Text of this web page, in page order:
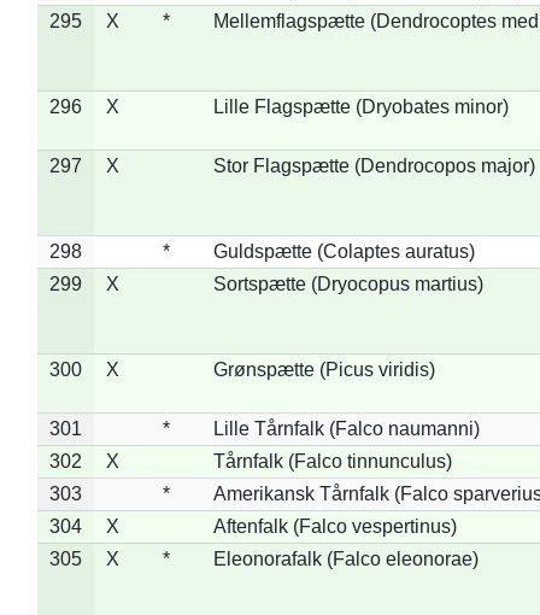
295
X * Mellemflagspætte (Dendrocoptes
296 X Lille Flagspætte (Dryobates minor)
297 X Stor Flagspætte (Dendrocopos major)
298 *
Guldspætte (Colaptes auratus)
299
X Sortspætte (Dryocopus martius)
300 X Grønspætte (Picus viridis)
301 *
Lille Tårnfalk (Falco naumanni)
302
X
Tårnfalk (Falco tinnunculus)
303
*
Amerikansk Tårnfalk (Falco
304
X
Aftenfalk (Falco vespertinus)
305
X * Eleonorafalk (Falco eleonorae)